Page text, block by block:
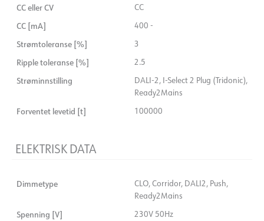
CC eller CV CC
CC [mA] 400 -
Strømtoleranse [%] 3
Ripple toleranse [%] 2.5
Strøminnstilling
DALI-2, I-Select 2 Plug (Tridonic),
Ready2Mains
Forventet levetid [t] 100000
ELEKTRISK DATA
Dimmetype
CLO, Corridor, DALI2, Push,
Ready2Mains
Spenning [V] 230V 50Hz